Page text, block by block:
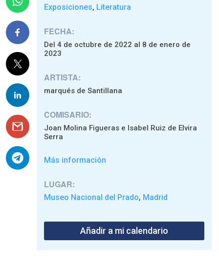
Exposiciones, Literatura
FECHA:
Del 4 de octubre de 2022 al 8 de enero de
2023
ARTISTA:
marqués de Santillana
COMISARIO:
Joan Molina Figueras e Isabel Ruiz de Elvira
Serra
Más información
LUGAR:
Museo Nacional del Prado, Madrid
Añadir a mi calendario